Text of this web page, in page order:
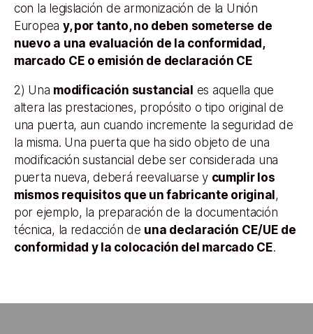
con la legislación de armonización de la Unión
Europea y, por tanto, no deben someterse de
nuevo a una evaluación de la conformidad,
marcado CE o emisión de declaración CE
2) Una modificación sustancial es aquella que
altera las prestaciones, propósito o tipo original de
una puerta, aun cuando incremente la seguridad de
la misma. Una puerta que ha sido objeto de una
modificación sustancial debe ser considerada una
puerta nueva, deberá reevaluarse y cumplir los
mismos requisitos que un fabricante original,
por ejemplo, la preparación de la documentación
técnica, la redacción de una declaración CE/UE de
conformidad y la colocación del marcado CE.